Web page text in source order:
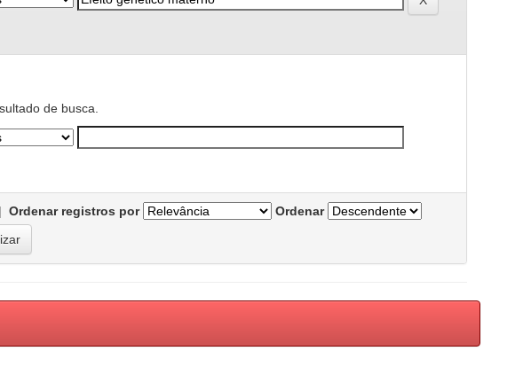
de busca.
Ordenar registros por
Ordenar